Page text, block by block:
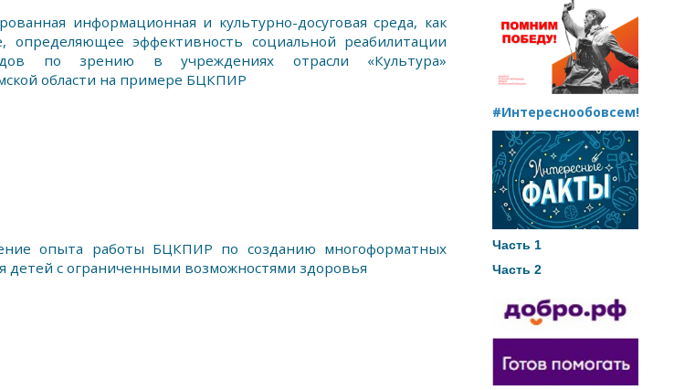
информационная и культурно-досуговая среда, как
определяющее эффективность социальной реабилитации
по зрению в учреждениях отрасли «Культура»
области на примере БЦКПИР
опыта работы БЦКПИР по созданию многоформатных
детей с ограниченными возможностями здоровья
#Интереснообовсем!
Часть 1
Часть 2